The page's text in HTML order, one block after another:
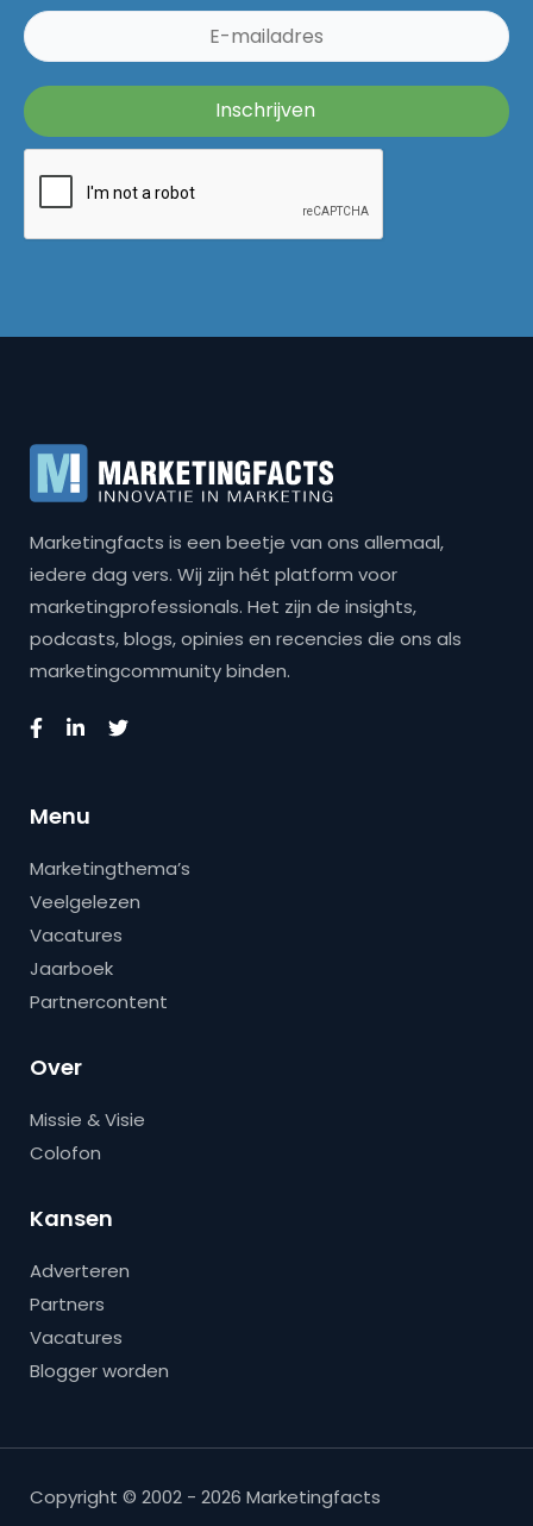
Marketingfacts is een beetje van ons allemaal,
iedere dag vers. Wij zijn hét platform voor
marketingprofessionals. Het zijn de insights,
podcasts, blogs, opinies en recencies die ons als
marketingcommunity binden.
Menu
Marketingthema’s
Veelgelezen
Vacatures
Jaarboek
Partnercontent
Over
Missie & Visie
Colofon
Kansen
Adverteren
Partners
Vacatures
Blogger worden
Copyright © 2002 - 2026 Marketingfacts